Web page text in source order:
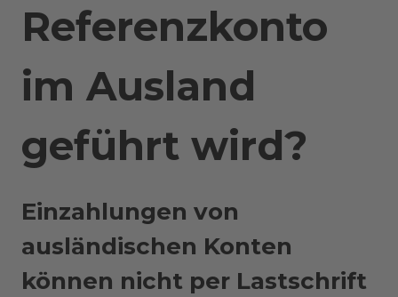
Referenzkonto
im Ausland
geführt wird?
Einzahlungen von
ausländischen Konten
können nicht per Lastschrift